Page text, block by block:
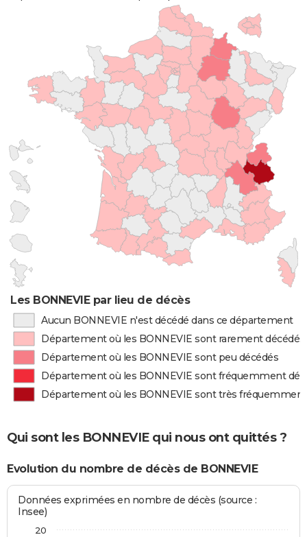
Les BONNEVIE par lieu de décès
Aucun BONNEVIE n'est décédé dans ce département
Département où les BONNEVIE sont rarement décédés
Département où les BONNEVIE sont peu décédés
Département où les BONNEVIE sont fréquemment
Département où les BONNEVIE sont très
Qui sont les BONNEVIE qui nous ont quittés ?
Evolution du nombre de décès de BONNEVIE
Données exprimées en nombre de décès (source :
Insee)
20